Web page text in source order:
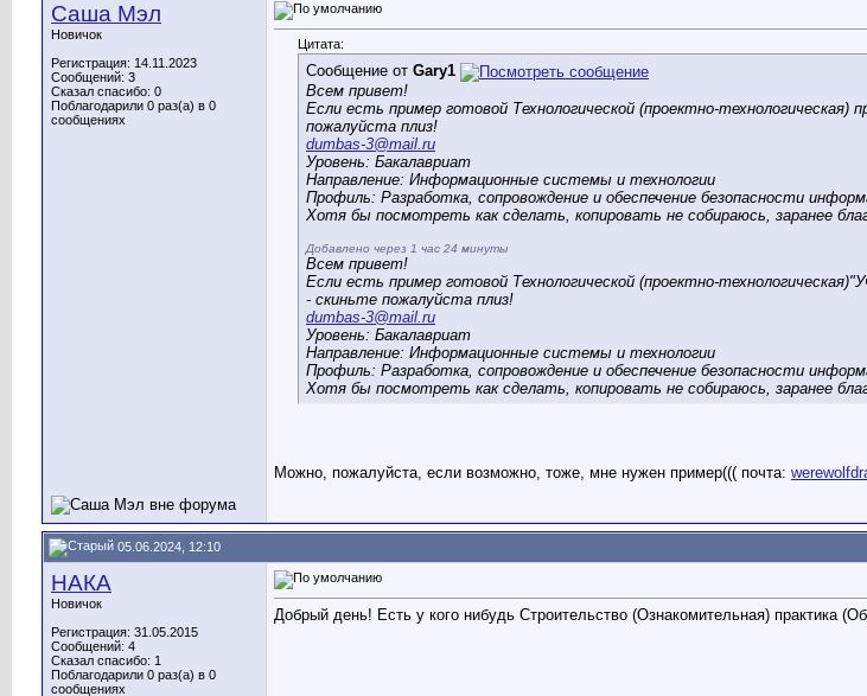
Саша Мэл
Новичок
Регистрация: 14.11.2023
Сообщений: 3
Сказал спасибо: 0
Поблагодарили 0 раз(а) в 0
сообщениях
Цитата:
Сообщение от Gary1
Всем привет!
Если есть пример готовой Технологической (проектно-
пожалуйста плиз!
dumbas-3@mail.ru
Уровень: Бакалавриат
Направление: Информационные системы и технологии
Профиль: Разработка, сопровождение и обеспечение безопасности
Хотя бы посмотреть как сделать, копировать не собираюсь, заранее
Добавлено через 1 час 24 минуты
Всем привет!
Если есть пример готовой Технологической (проектно-
- скиньте пожалуйста плиз!
dumbas-3@mail.ru
Уровень: Бакалавриат
Направление: Информационные системы и технологии
Профиль: Разработка, сопровождение и обеспечение безопасности
Хотя бы посмотреть как сделать, копировать не собираюсь, заранее
Можно, пожалуйста, если возможно, тоже, мне нужен пример((( почта:
05.06.2024, 12:10
НАКА
Новичок
Регистрация: 31.05.2015
Сообщений: 4
Сказал спасибо: 1
Поблагодарили 0 раз(а) в 0
сообщениях
Добрый день! Есть у кого нибудь Строительство (Ознакомительная) практика